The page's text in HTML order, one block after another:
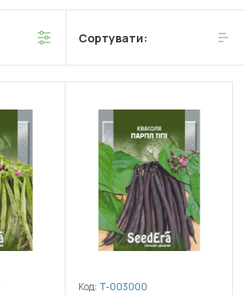
Сортувати:
Код: Т-003000